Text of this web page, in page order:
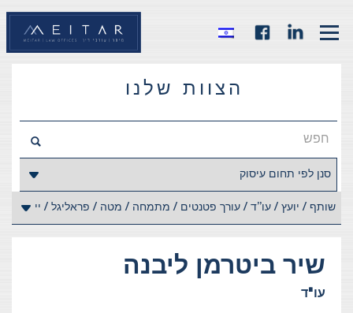
הצוות שלנו
שיר ביטרמן ליבנה
עו"ד